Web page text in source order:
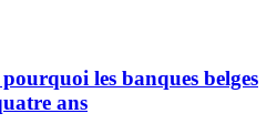
les banques belges
ans